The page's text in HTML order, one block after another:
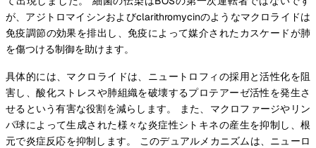
が、アジトロマイシンおよびclarithromycinのようなマクロライドは
免疫調節の効果を排出し、免疫によって媒介されたカスケードが肺
を傷つける制御を助けます。
具体的には、マクロライドは、ニュートロフィの採用と活性化を阻
害し、酸化ストレスや肺組織を破壊するプロテアーゼ活性を発生さ
せるという有害な役割を減らします。 また、マクロファージやリン
パ球によって生成された様々な炎症性シトキネの産生を抑制し、根
元で炎症反応を抑制します。 このデュアルメカニズムは、ニューロ